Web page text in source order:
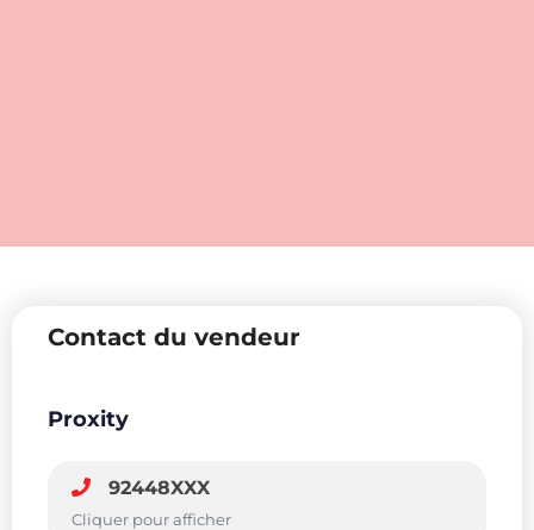
Contact du vendeur
Proxity
92448XXX
Cliquer pour afficher